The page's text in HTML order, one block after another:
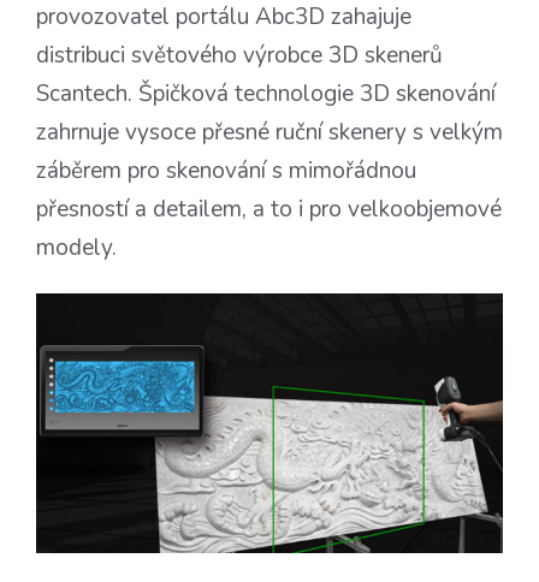
provozovatel portálu Abc3D zahajuje
distribuci světového výrobce 3D skenerů
Scantech. Špičková technologie 3D skenování
zahrnuje vysoce přesné ruční skenery s velkým
záběrem pro skenování s mimořádnou
přesností a detailem, a to i pro velkoobjemové
modely.